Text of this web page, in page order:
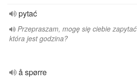
pytać
Przepraszam, mogę się ciebie zapytać
która jest godzina?
å spørre